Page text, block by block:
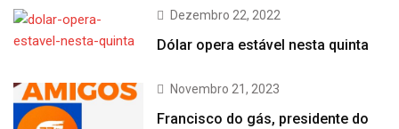
Dezembro 22, 2022
Dólar opera estável nesta quinta
Novembro 21, 2023
Francisco do gás, presidente do